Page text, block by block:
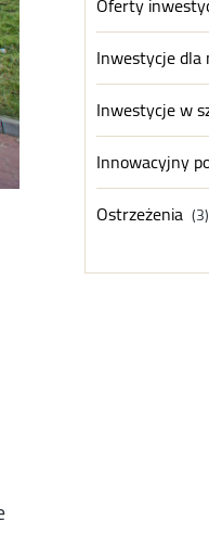
Inwestycje dla
Inwestycje w
Innowacyjny
Ostrzeżenia (3)